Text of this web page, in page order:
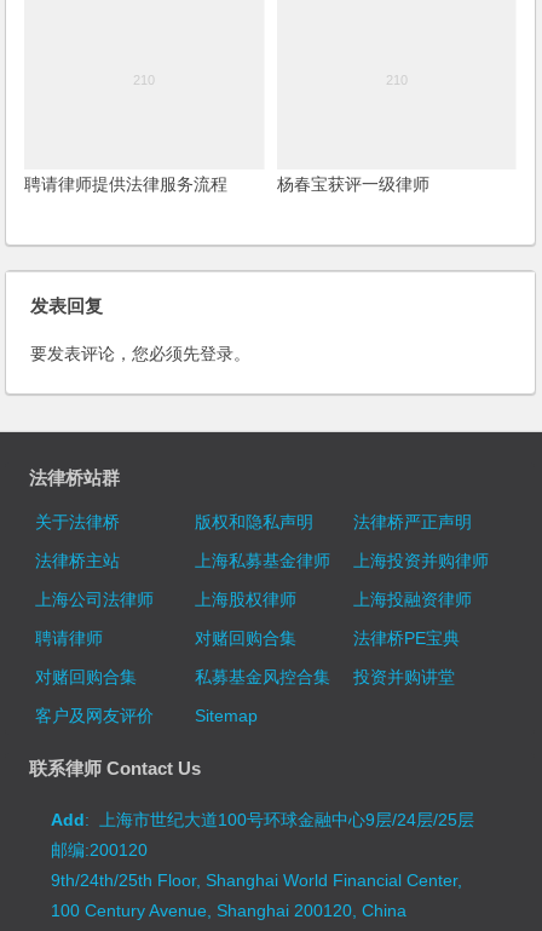
聘请律师提供法律服务流程 杨春宝获评一级律师
发表回复
要发表评论，您必须先登录。
法律桥站群
关于法律桥 版权和隐私声明
法律桥严正声明
法律桥主站
上海私募基金律师
上海投资并购律师
上海公司法律师
上海股权律师
上海投融资律师
聘请律师
对赌回购合集
法律桥PE宝典
对赌回购合集
私募基金风控合集
投资并购讲堂
客户及网友评价
Sitemap
联系律师 Contact Us
Add: 上海市世纪大道100号环球金融中心9层/24层/25层
邮编:200120
9th/24th/25th Floor, Shanghai World Financial Center,
100 Century Avenue, Shanghai 200120, China